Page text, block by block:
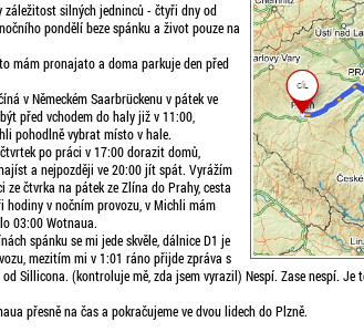
záležitost silných jedninců - čtyři dny od
pondělí beze spánku a život pouze na
mám pronajato a doma parkuje den před
v Německém Saarbrückenu v pátek ve
před vchodem do haly již v 11:00,
pohodlně vybrat místo v hale.
po práci v 17:00 dorazit domů,
a nejpozději ve 20:00 jít spát. Vyrážím
ze čtvrka na pátek ze Zlína do Prahy, cesta
hodiny v nočním provozu, v Michli mám
03:00 Wotnaua.
spánku se mi jede skvěle, dálnice D1 je
mezitím mi v 1:01 ráno přijde zpráva s
Sillicona. (kontroluje mě, zda jsem vyrazil) Nespí. Zase nespí.
přesně na čas a pokračujeme ve dvou lidech do Plzně.